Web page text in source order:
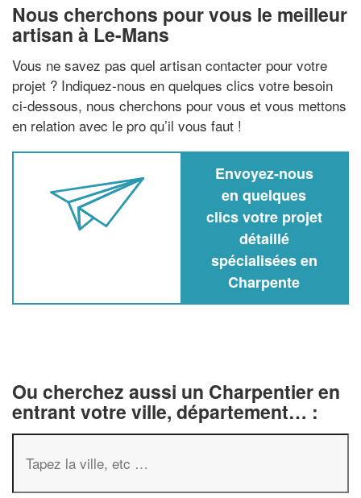
Nous cherchons pour vous le meilleur
artisan à Le-Mans
Vous ne savez pas quel artisan contacter pour votre
projet ? Indiquez-nous en quelques clics votre besoin
ci-dessous, nous cherchons pour vous et vous mettons
en relation avec le pro qu’il vous faut !
Envoyez-nous
en quelques
clics votre projet
détaillé
spécialisées en
Charpente
Ou cherchez aussi un Charpentier en
entrant votre ville, département… :